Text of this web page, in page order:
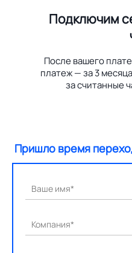
Подключим
После вашего
платеж — за 3
за считанные
Пришло время
Ваше имя*
Компания*